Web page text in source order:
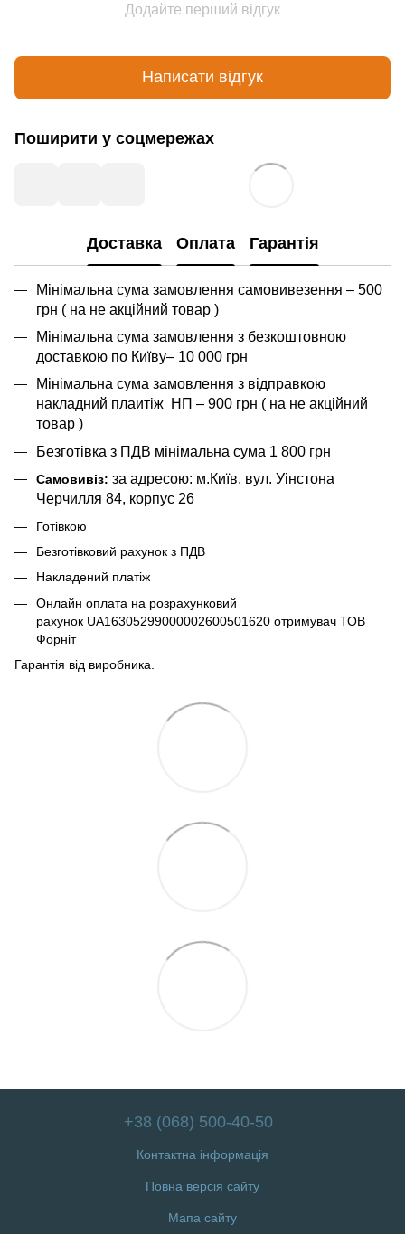
Додайте перший відгук
Написати відгук
Поширити у соцмережах
Доставка Оплата Гарантія
Мінімальна сума замовлення самовивезення – 500
грн ( на не акційний товар )
Мінімальна сума замовлення з безкоштовною
доставкою по Київу– 10 000 грн
Мінімальна сума замовлення з відправкою
накладний плаитіж НП – 900 грн ( на не акційний
товар )
Безготівка з ПДВ мінімальна сума 1 800 грн
Самовивіз: за адресою: м.Київ, вул. Уінстона
Черчилля 84, корпус 26
Готівкою
Безготівковий рахунок з ПДВ
Накладений платіж
Онлайн оплата на розрахунковий
рахунок UA16305299000002600501620 отримувач ТОВ
Форніт
Гарантія від виробника.
+38 (068) 500-40-50
Контактна інформація
Повна версія сайту
Мапа сайту